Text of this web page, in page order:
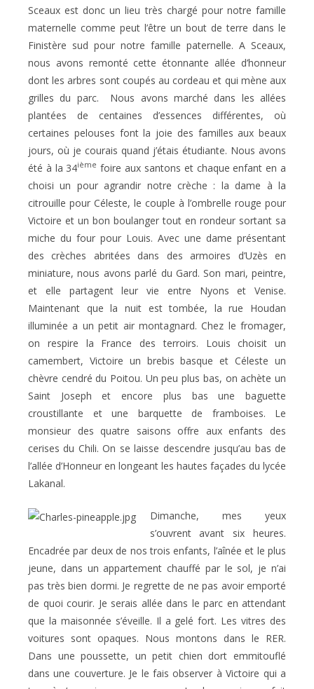
Sceaux est donc un lieu très chargé pour notre famille
maternelle comme peut l’être un bout de terre dans le
Finistère sud pour notre famille paternelle. A Sceaux,
nous avons remonté cette étonnante allée d’honneur
dont les arbres sont coupés au cordeau et qui mène aux
grilles du parc.
Nous avons marché dans les allées
plantées de centaines d’essences différentes, où
certaines pelouses font la joie des familles aux beaux
jours, où je courais quand j’étais étudiante. Nous avons
été à la 34ième foire aux santons et chaque enfant en a
choisi un pour agrandir notre crèche : la dame à la
citrouille pour Céleste, le couple à l’ombrelle rouge pour
Victoire et un bon boulanger tout en rondeur sortant sa
miche du four pour Louis. Avec une dame présentant
des crèches abritées dans des armoires d’Uzès en
miniature, nous avons parlé du Gard. Son mari, peintre,
et elle partagent leur vie entre Nyons et Venise.
Maintenant que la nuit est tombée, la rue Houdan
illuminée a un petit air montagnard. Chez le fromager,
on respire la France des terroirs. Louis choisit un
camembert, Victoire un brebis basque et Céleste un
chèvre cendré du Poitou. Un peu plus bas, on achète un
Saint Joseph et encore plus bas une baguette
croustillante et une barquette de framboises. Le
monsieur des quatre saisons offre aux enfants des
cerises du Chili. On se laisse descendre jusqu’au bas de
l’allée d’Honneur en longeant les hautes façades du lycée
Lakanal.
Dimanche, mes yeux
s’ouvrent avant six heures.
Encadrée par deux de nos trois enfants, l’aînée et le plus
jeune, dans un appartement chauffé par le sol, je n’ai
pas très bien dormi. Je regrette de ne pas avoir emporté
de quoi courir. Je serais allée dans le parc en attendant
que la maisonnée s’éveille. Il a gelé fort. Les vitres des
voitures sont opaques. Nous montons dans le RER.
Dans une poussette, un petit chien dort emmitouflé
dans une couverture. Je le fais observer à Victoire qui a